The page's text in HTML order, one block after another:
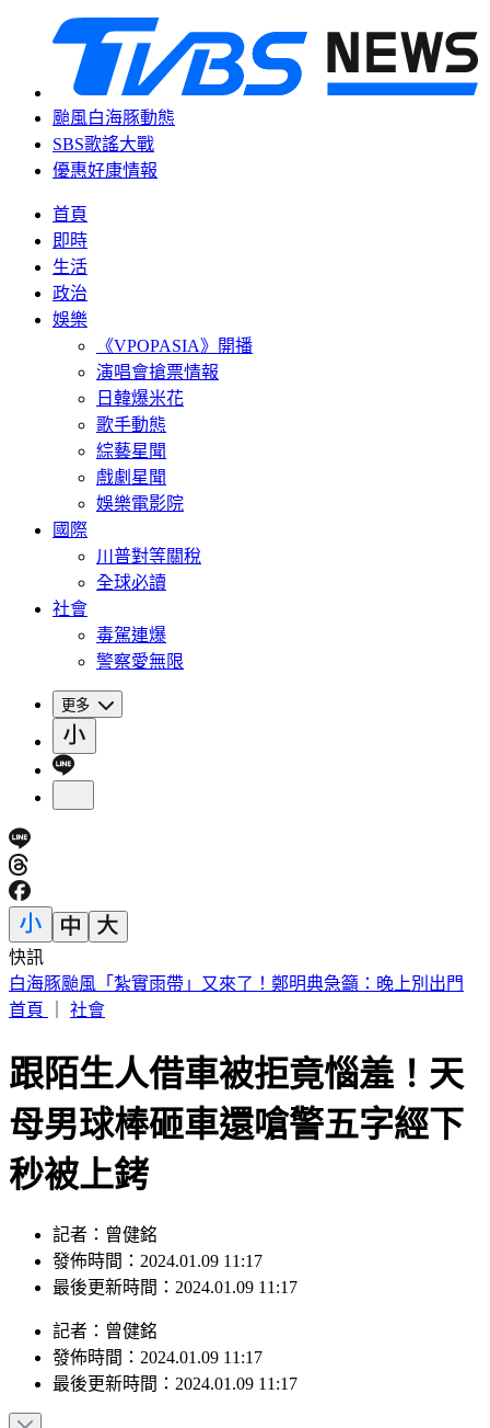
颱風白海豚動態
SBS歌謠大戰
優惠好康情報
首頁
即時
生活
政治
娛樂
《VPOPASIA》開播
演唱會搶票情報
日韓爆米花
歌手動態
綜藝星聞
戲劇星聞
娛樂電影院
國際
川普對等關稅
全球必讀
社會
毒駕連爆
警察愛無限
更多
快訊
別只看台積電！ 外媒點名「2檔AI設備股」快上車
首頁
社會
跟陌生人借車被拒竟惱羞！天
母男球棒砸車還嗆警五字經下
秒被上銬
記者：曾健銘
發佈時間：2024.01.09 11:17
最後更新時間：2024.01.09 11:17
記者 ： 曾健銘
發佈時間： 2024.01.09 11:17
最後更新時間： 2024.01.09 11:17